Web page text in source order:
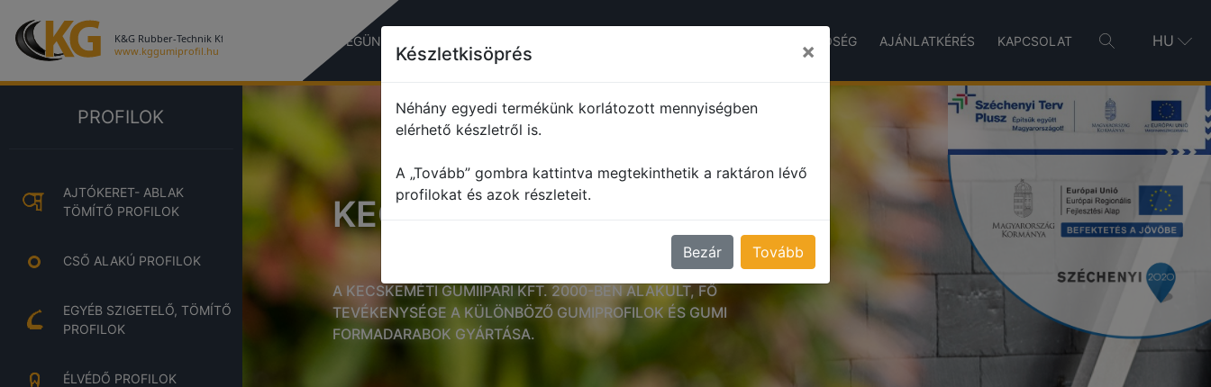
CÉGÜNKRŐL MINŐSÉG AJÁNLATKÉRÉS KAPCSOLAT HU
PROFILOK
AJTÓKERET- ABLAK
TÖMÍTŐ PROFILOK
CSŐ ALAKÚ PROFILOK
EGYÉB SZIGETELŐ, TÖMÍTŐ
PROFILOK
ÉLVÉDŐ PROFILOK
KECSKEMÉTI GUMIIPARI KFT
A KECSKEMÉTI GUMIIPARI KFT. 2000-BEN ALAKULT, FŐ
TEVÉKENYSÉGE A KÜLÖNBÖZŐ GUMIPROFILOK ÉS GUMI
FORMADARABOK GYÁRTÁSA.
Készletkisöprés ×
Néhány egyedi termékünk korlátozott mennyiségben
elérhető készletről is.
A „Tovább” gombra kattintva megtekinthetik a raktáron lévő
profilokat és azok részleteit.
Bezár Tovább